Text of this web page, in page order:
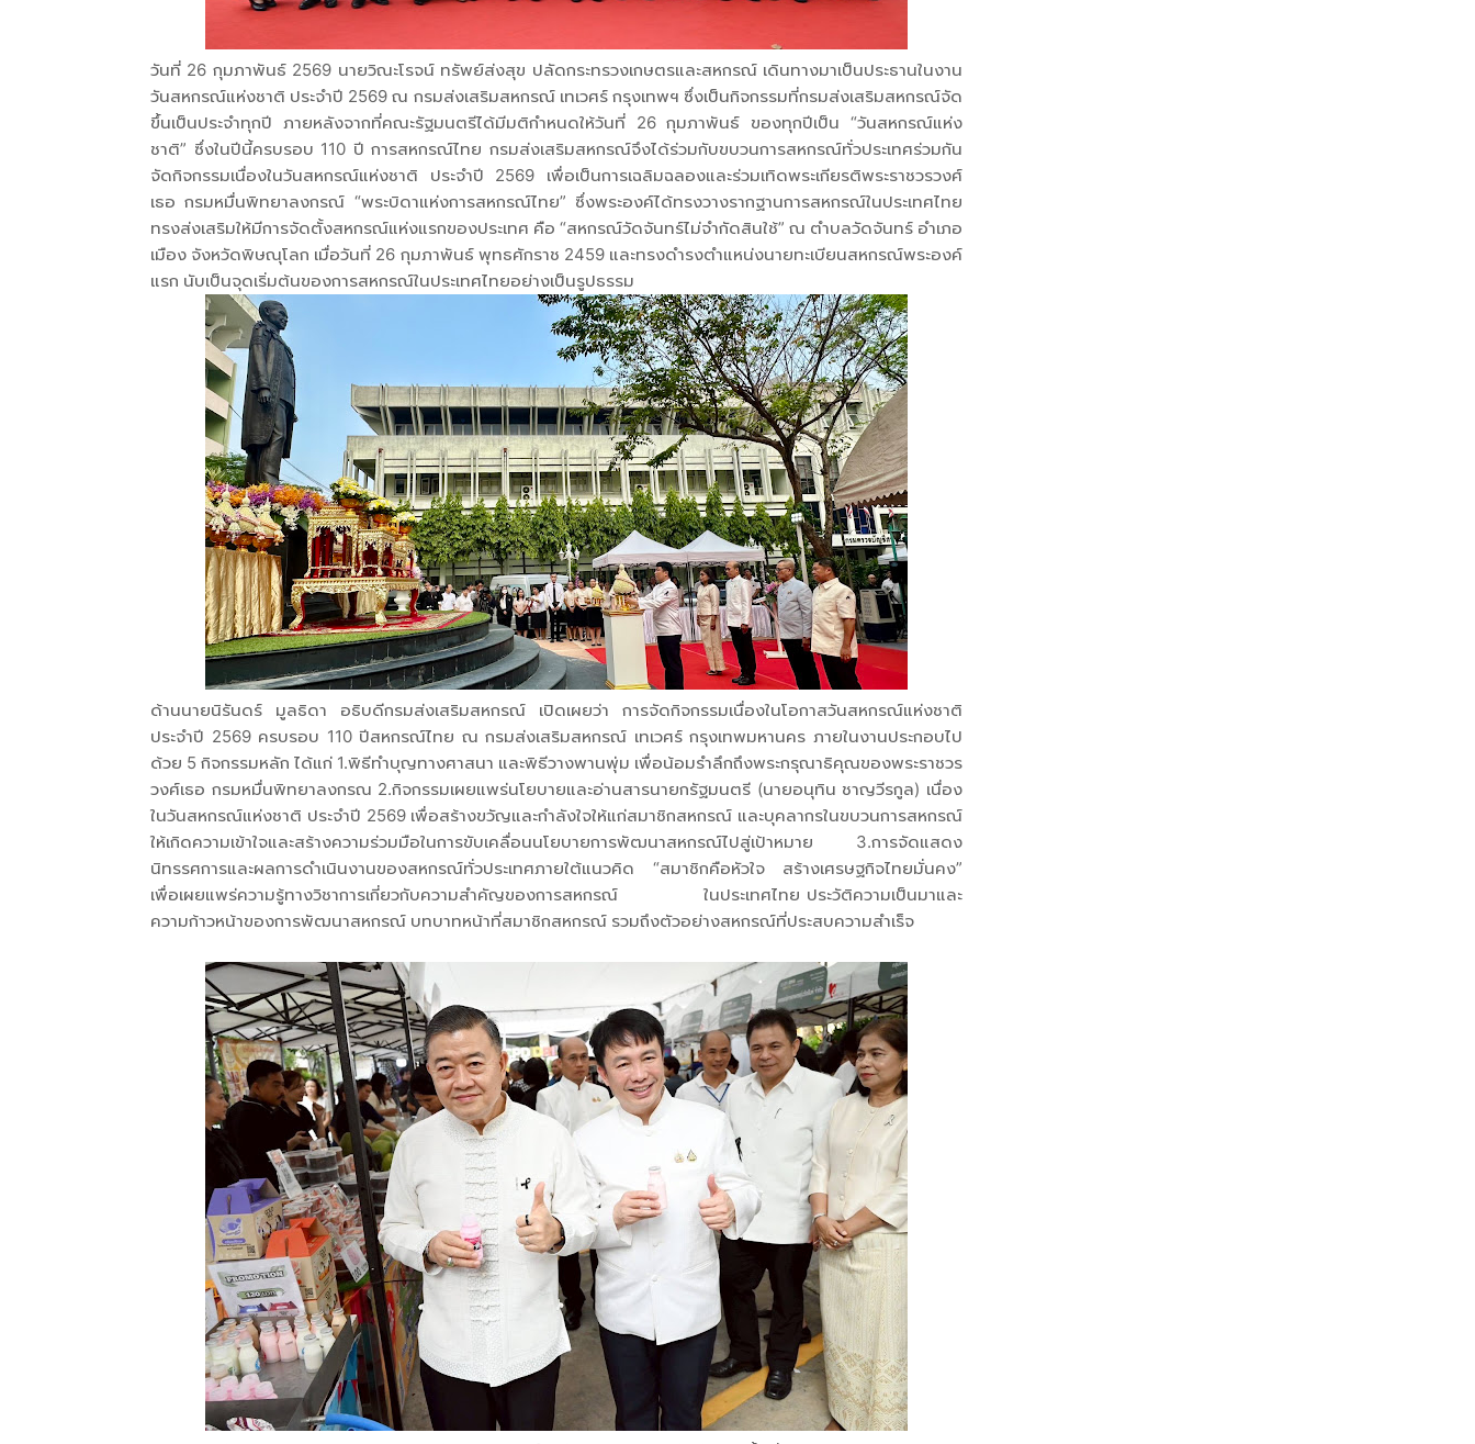
วันที่ 26 กุมภาพันธ์ 2569 นายวิณะโรจน์ ทรัพย์ส่งสุข ปลัดกระทรวงเกษตรและสหกรณ์ เดินทางมาเป็นประธานในงาน
วันสหกรณ์แห่งชาติ ประจำปี 2569 ณ กรมส่งเสริมสหกรณ์ เทเวศร์ กรุงเทพฯ ซึ่งเป็นกิจกรรมที่กรมส่งเสริมสหกรณ์จัด
ขึ้นเป็นประจำทุกปี ภายหลังจากที่คณะรัฐมนตรีได้มีมติกำหนดให้วันที่ 26 กุมภาพันธ์ ของทุกปีเป็น “วันสหกรณ์แห่ง
ชาติ” ซึ่งในปีนี้ครบรอบ 110 ปี การสหกรณ์ไทย กรมส่งเสริมสหกรณ์จึงได้ร่วมกับขบวนการสหกรณ์ทั่วประเทศร่วมกัน
จัดกิจกรรมเนื่องในวันสหกรณ์แห่งชาติ ประจำปี 2569 เพื่อเป็นการเฉลิมฉลองและร่วมเทิดพระเกียรติพระราชวรวงศ์
เธอ กรมหมื่นพิทยาลงกรณ์ “พระบิดาแห่งการสหกรณ์ไทย” ซึ่งพระองค์ได้ทรงวางรากฐานการสหกรณ์ในประเทศไทย
ทรงส่งเสริมให้มีการจัดตั้งสหกรณ์แห่งแรกของประเทศ คือ “สหกรณ์วัดจันทร์ไม่จำกัดสินใช้” ณ ตำบลวัดจันทร์ อำเภอ
เมือง จังหวัดพิษณุโลก เมื่อวันที่ 26 กุมภาพันธ์ พุทธศักราช 2459 และทรงดำรงตำแหน่งนายทะเบียนสหกรณ์พระองค์
แรก นับเป็นจุดเริ่มต้นของการสหกรณ์ในประเทศไทยอย่างเป็นรูปธรรม
ด้านนายนิรันดร์ มูลธิดา อธิบดีกรมส่งเสริมสหกรณ์ เปิดเผยว่า การจัดกิจกรรมเนื่องในโอกาสวันสหกรณ์แห่งชาติ
ประจำปี 2569 ครบรอบ 110 ปีสหกรณ์ไทย ณ กรมส่งเสริมสหกรณ์ เทเวศร์ กรุงเทพมหานคร ภายในงานประกอบไป
ด้วย 5 กิจกรรมหลัก ได้แก่ 1.พิธีทำบุญทางศาสนา และพิธีวางพานพุ่ม เพื่อน้อมรำลึกถึงพระกรุณาธิคุณของพระราชวร
วงศ์เธอ กรมหมื่นพิทยาลงกรณ 2.กิจกรรมเผยแพร่นโยบายและอ่านสารนายกรัฐมนตรี (นายอนุทิน ชาญวีรกูล) เนื่อง
ในวันสหกรณ์แห่งชาติ ประจำปี 2569 เพื่อสร้างขวัญและกำลังใจให้แก่สมาชิกสหกรณ์ และบุคลากรในขบวนการสหกรณ์
ให้เกิดความเข้าใจและสร้างความร่วมมือในการขับเคลื่อนนโยบายการพัฒนาสหกรณ์ไปสู่เป้าหมาย 3.การจัดแสดง
นิทรรศการและผลการดำเนินงานของสหกรณ์ทั่วประเทศภายใต้แนวคิด “สมาชิกคือหัวใจ สร้างเศรษฐกิจไทยมั่นคง”
เพื่อเผยแพร่ความรู้ทางวิชาการเกี่ยวกับความสำคัญของการสหกรณ์ ในประเทศไทย ประวัติความเป็นมาและ
ความก้าวหน้าของการพัฒนาสหกรณ์ บทบาทหน้าที่สมาชิกสหกรณ์ รวมถึงตัวอย่างสหกรณ์ที่ประสบความสำเร็จ